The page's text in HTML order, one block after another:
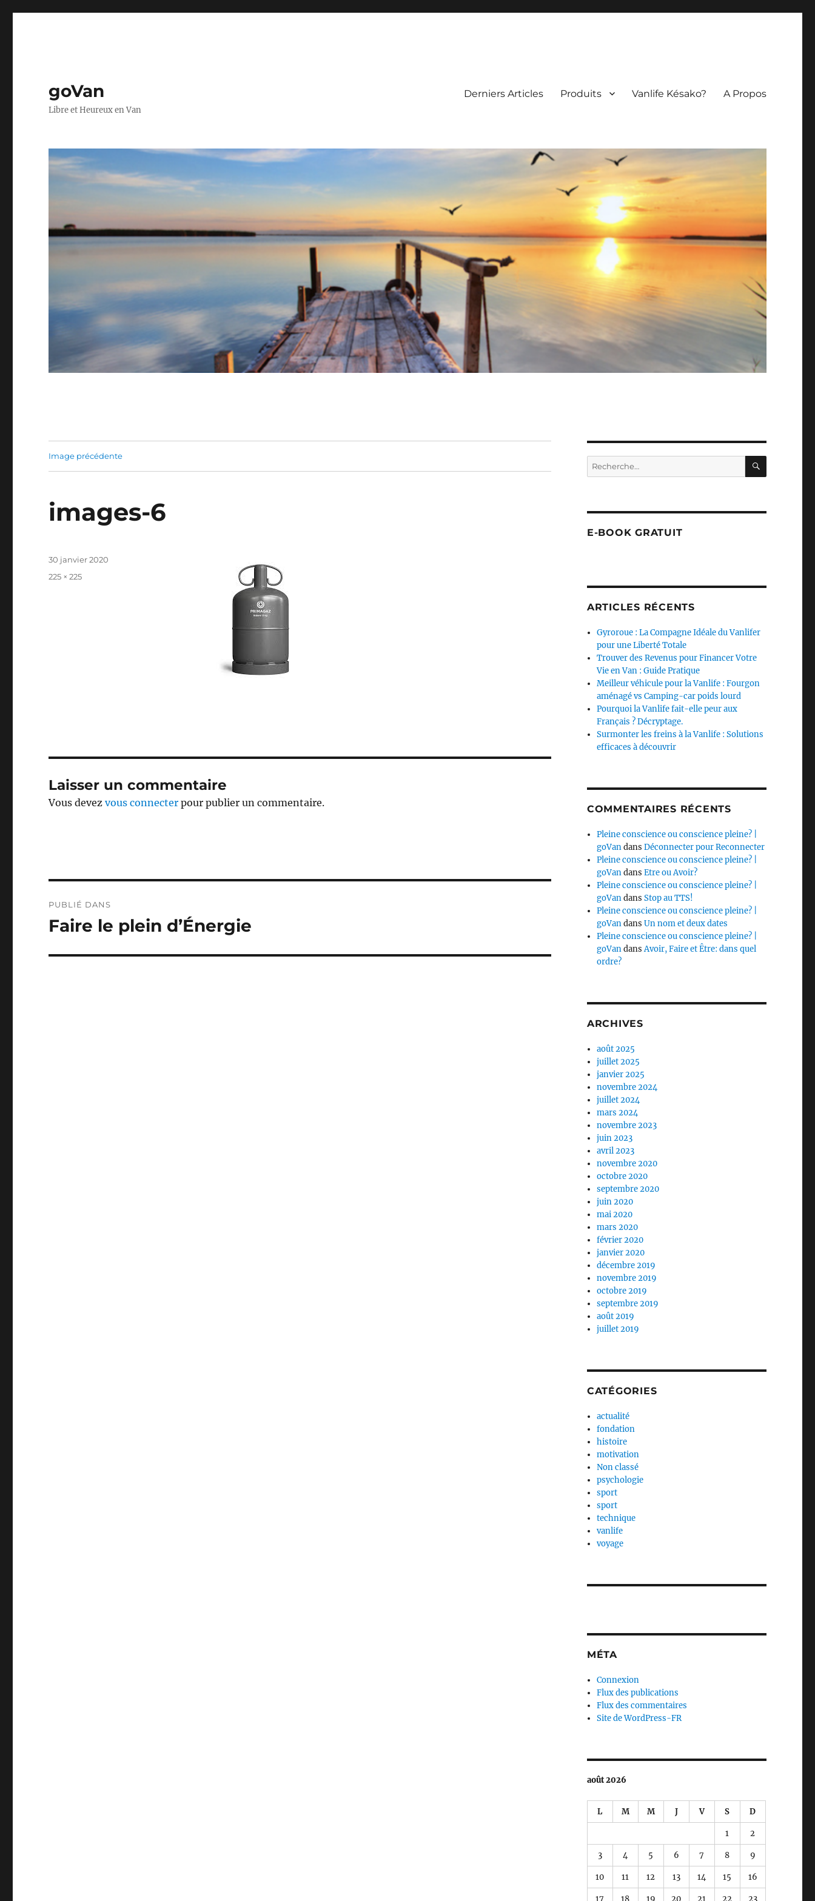
goVan
Libre et Heureux en Van
Derniers Articles Produits Vanlife Késako? A Propos
Image précédente
images-6
Publié
30 janvier 2020
Taille
225 × 225
Laisser un commentaire
Vous devezvous connecter pour publier un commentaire.
de
PUBLIÉ DANS
Faire le plein d’Énergie
Recherche
pour :
E-BOOK GRATUIT
ARTICLES RÉCENTS
Gyroroue : La Compagne Idéale du Vanlifer
pour une Liberté Totale
Trouver des Revenus pour Financer Votre
Vie en Van : Guide Pratique
Meilleur véhicule pour la Vanlife : Fourgon
aménagé vs Camping-car poids lourd
Pourquoi la Vanlife fait-elle peur aux
Français ? Décryptage.
Surmonter les freins à la Vanlife : Solutions
efficaces à découvrir
COMMENTAIRES RÉCENTS
Pleine conscience ou conscience pleine? |
goVandansDéconnecter pour Reconnecter
Pleine conscience ou conscience pleine? |
goVandansEtre ou Avoir?
Pleine conscience ou conscience pleine? |
goVandansStop au TTS!
Pleine conscience ou conscience pleine? |
goVandansUn nom et deux dates
Pleine conscience ou conscience pleine? |
goVandansAvoir, Faire et Être: dans quel
ordre?
ARCHIVES
août 2025
juillet 2025
janvier 2025
novembre 2024
juillet 2024
mars 2024
novembre 2023
juin 2023
avril 2023
novembre 2020
octobre 2020
septembre 2020
juin 2020
mai 2020
mars 2020
février 2020
janvier 2020
décembre 2019
novembre 2019
octobre 2019
septembre 2019
août 2019
juillet 2019
CATÉGORIES
actualité
fondation
histoire
motivation
Non classé
psychologie
sport
sport
technique
vanlife
voyage
MÉTA
Connexion
Flux des publications
Flux des commentaires
Site de WordPress-FR
août 2026
L M M J V S D
1 2
3 4 5 6 7 8 9
10 11 12 13 14 15 16
17 18 19 20 21 22 23